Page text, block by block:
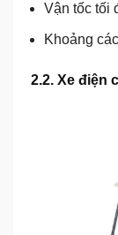
Vận tốc tối
Khoảng
2.2. Xe điện